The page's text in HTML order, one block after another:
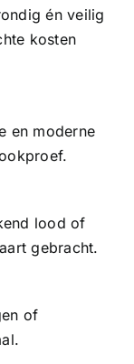
én veilig
kosten
en moderne
lood of
gebracht.
of